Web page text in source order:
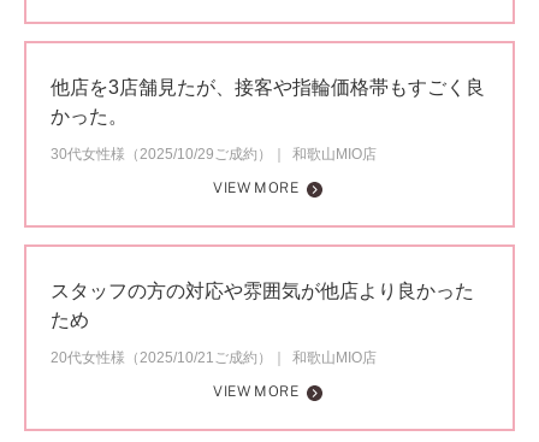
他店を3店舗見たが、接客や指輪価格帯もすごく良
かった。
30代女性様（2025/10/29ご成約）
和歌山MIO店
VIEW MORE
スタッフの方の対応や雰囲気が他店より良かった
ため
20代女性様（2025/10/21ご成約）
和歌山MIO店
VIEW MORE